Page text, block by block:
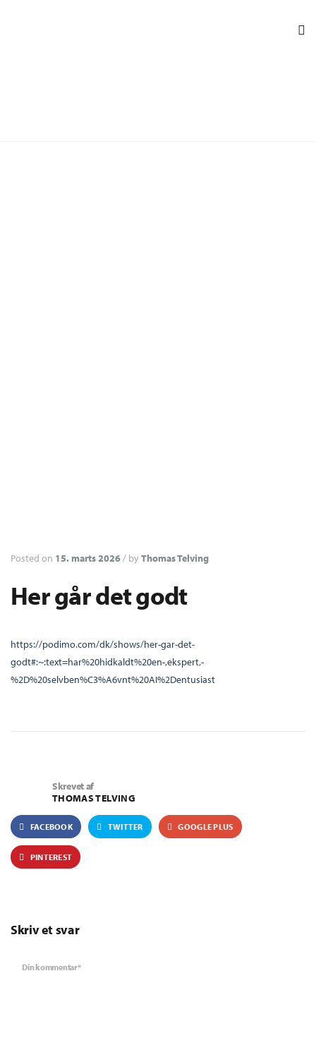
Posted on 15. marts 2026/ byThomas Telving
Her går det godt
https://podimo.com/dk/shows/her-gar-det-
godt#:~:text=har%20hidkaldt%20en-,ekspert,-
%2D%20selvben%C3%A6vnt%20AI%2Dentusiast
Skrevet af
THOMAS TELVING
FACEBOOK TWITTER GOOGLE PLUS
PINTEREST
Skriv et svar
Din kommentar*